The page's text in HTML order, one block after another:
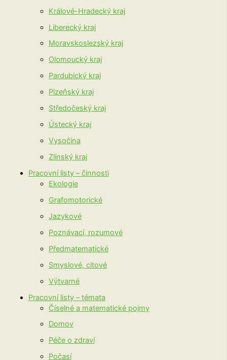
Králové-Hradecký kraj
Liberecký kraj
Moravskoslezský kraj
Olomoucký kraj
Pardubický kraj
Plzeňský kraj
Středočeský kraj
Ústecký kraj
Vysočina
Zlínský kraj
Pracovní listy – činnosti
Ekologie
Grafomotorické
Jazykové
Poznávací, rozumové
Předmatematické
Smyslové, citové
Výtvarné
Pracovní listy – témata
Číselné a matematické pojmy
Domov
Péče o zdraví
Počasí